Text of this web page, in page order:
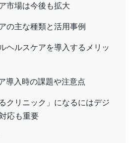
市場は今後も拡大
の主な種類と活用事例
ヘルスケアを導入するメリッ
導入時の課題や注意点
クリニック」になるにはデジ
応も重要